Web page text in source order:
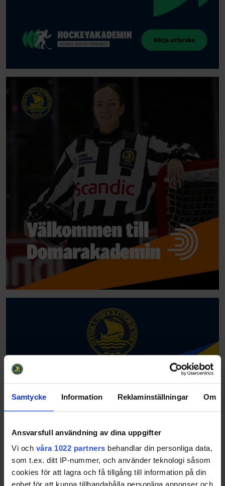
Samtycke Information Reklaminställningar Om
Ansvarsfull användning av dina uppgifter
Vi och våra 1022 partners behandlar din personliga data,
som t.ex. ditt IP-nummer, och använder teknologi såsom
cookies för att lagra och få tillgång till information på din